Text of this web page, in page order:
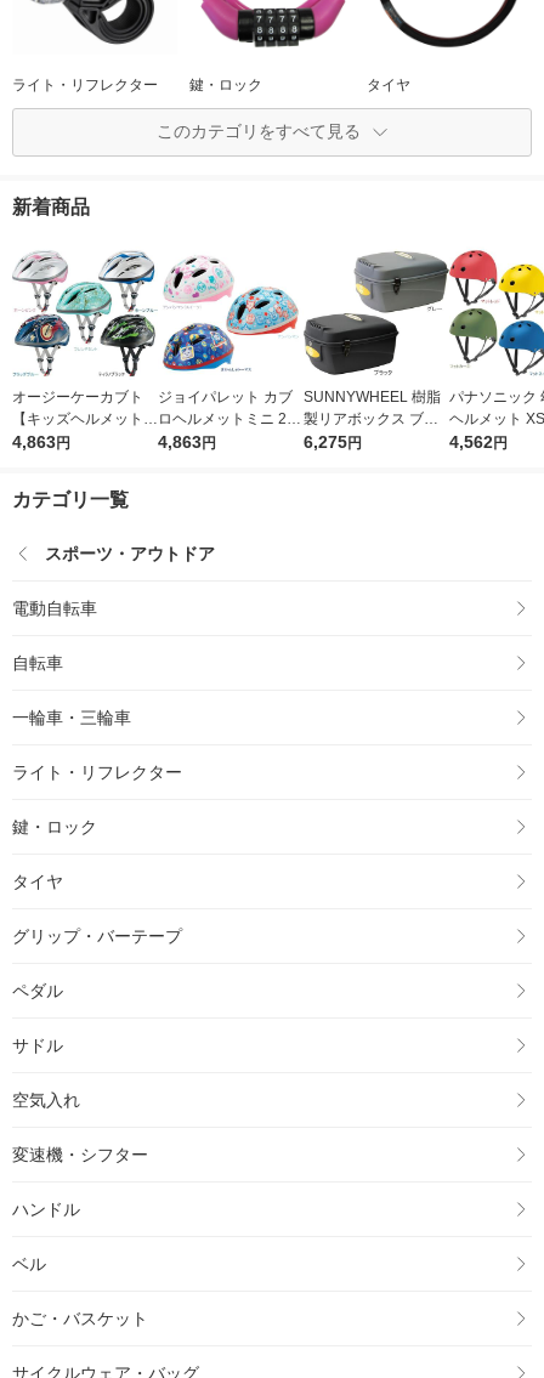
ライト・リフレクター 鍵・ロック タイヤ
このカテゴリをすべて見る
新着商品
オージーケーカブト
【キッズヘルメット】
スターリー ティラノ
4,863円
ジョイパレット カブ
ロヘルメットミニ 218
-00061 1個（直送
4,863円
SUNNYWHEEL 樹脂
製リアボックス ブラ
ック SW-906A（直送
6,275円
パナソニック
ヘルメット
マットイエロ
4,562円
カテゴリ一覧
スポーツ・アウトドア
電動自転車
自転車
一輪車・三輪車
ライト・リフレクター
鍵・ロック
タイヤ
グリップ・バーテープ
ペダル
サドル
空気入れ
変速機・シフター
ハンドル
ベル
かご・バスケット
サイクルウェア・バッグ